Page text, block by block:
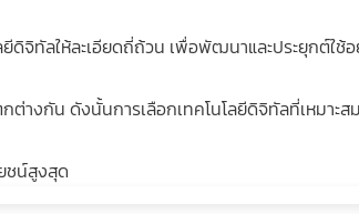
จิทัลให้ละเอียดถี่ถ้วน เพื่อพัฒนาและประยุกต์ใช้อ
ต่างกัน ดังนั้นการเลือกเทคโนโลยีดิจิทัลที่เหมา
ชน์สูงสุด